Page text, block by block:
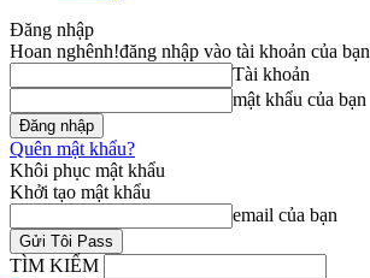
Đăng nhập
Hoan nghênh!đăng nhập vào tài khoản của bạn
Tài khoản
mật khẩu của bạn
Quên mật khẩu?
Khôi phục mật khẩu
Khởi tạo mật khẩu
email của bạn
TÌM KIẾM